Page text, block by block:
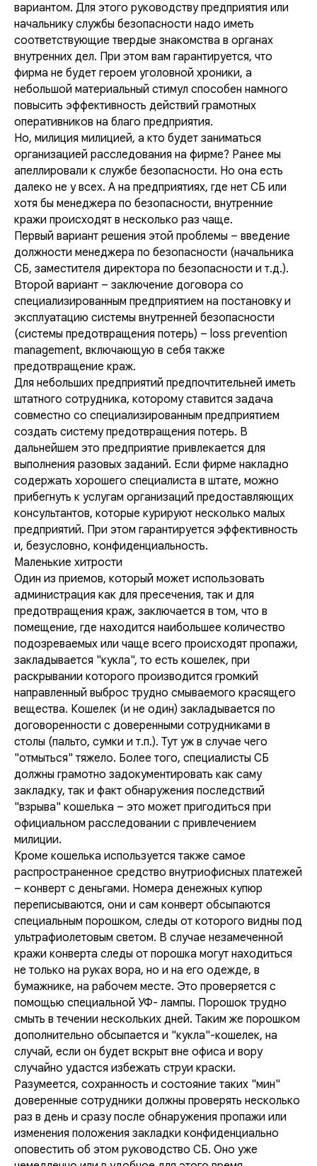
вариантом. Для этого руководству предприятия или
начальнику службы безопасности надо иметь
соответствующие твердые знакомства в органах
внутренних дел. При этом вам гарантируется, что
фирма не будет героем уголовной хроники, а
небольшой материальный стимул способен намного
повысить эффективность действий грамотных
оперативников на благо предприятия.
Но, милиция милицией, а кто будет заниматься
организацией расследования на фирме? Ранее мы
апеллировали к службе безопасности. Но она есть
далеко не у всех. А на предприятиях, где нет СБ или
хотя бы менеджера по безопасности, внутренние
кражи происходят в несколько раз чаще.
Первый вариант решения этой проблемы – введение
должности менеджера по безопасности (начальника
СБ, заместителя директора по безопасности и т.д.).
Второй вариант – заключение договора со
специализированным предприятием на постановку и
эксплуатацию системы внутренней безопасности
(системы предотвращения потерь) – loss prevention
management, включающую в себя также
предотвращение краж.
Для небольших предприятий предпочтительней иметь
штатного сотрудника, которому ставится задача
совместно со специализированным предприятием
создать систему предотвращения потерь. В
дальнейшем это предприятие привлекается для
выполнения разовых заданий. Если фирме накладно
содержать хорошего специалиста в штате, можно
прибегнуть к услугам организаций предоставляющих
консультантов, которые курируют несколько малых
предприятий. При этом гарантируется эффективность
и, безусловно, конфиденциальность.
Маленькие хитрости
Один из приемов, который может использовать
администрация как для пресечения, так и для
предотвращения краж, заключается в том, что в
помещение, где находится наибольшее количество
подозреваемых или чаще всего происходят пропажи,
закладывается "кукла", то есть кошелек, при
раскрывании которого производится громкий
направленный выброс трудно смываемого красящего
вещества. Кошелек (и не один) закладывается по
договоренности с доверенными сотрудниками в
столы (пальто, сумки и т.п.). Тут уж в случае чего
"отмыться" тяжело. Более того, специалисты СБ
должны грамотно задокументировать как саму
закладку, так и факт обнаружения последствий
"взрыва" кошелька – это может пригодиться при
официальном расследовании с привлечением
милиции.
Кроме кошелька используется также самое
распространенное средство внутриофисных платежей
– конверт с деньгами. Номера денежных купюр
переписываются, они и сам конверт обсыпаются
специальным порошком, следы от которого видны под
ультрафиолетовым светом. В случае незамеченной
кражи конверта следы от порошка могут находиться
не только на руках вора, но и на его одежде, в
бумажнике, на рабочем месте. Это проверяется с
помощью специальной УФ- лампы. Порошок трудно
смыть в течении нескольких дней. Таким же порошком
дополнительно обсыпается и "кукла"-кошелек, на
случай, если он будет вскрыт вне офиса и вору
случайно удастся избежать струи краски.
Разумеется, сохранность и состояние таких "мин"
доверенные сотрудники должны проверять несколько
раз в день и сразу после обнаружения пропажи или
изменения положения закладки конфиденциально
оповестить об этом руководство СБ. Оно уже